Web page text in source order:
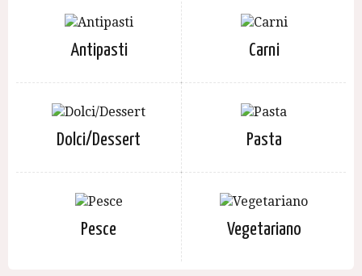
Antipasti Carni
Dolci/Dessert Pasta
Pesce Vegetariano